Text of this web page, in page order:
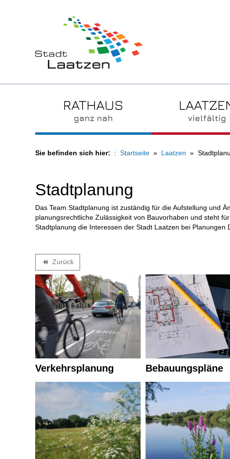
RATHAUS
ganz nah vielfältig
Sie befinden sich hier: Startseite Laatzen
Stadtplanung
Das Team Stadtplanung ist zuständig für die Aufstellung und
planungsrechtliche Zulässigkeit von Bauvorhaben und steht
Stadtplanung die Interessen der Stadt Laatzen bei Planungen
backward Zurück
Verkehrsplanung Bebauungspläne